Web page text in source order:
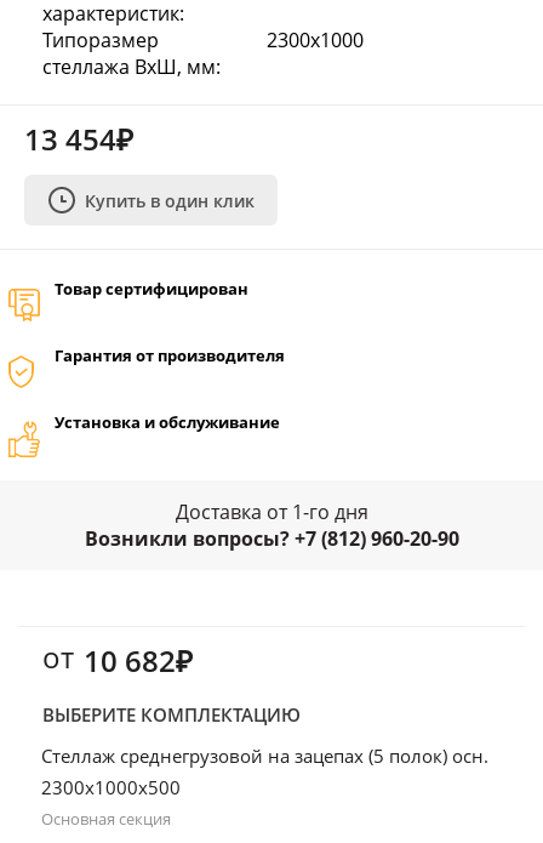
характеристик:
Типоразмер
стеллажа ВхШ, мм:
2300х1000
13 454₽
Купить в один клик
Товар сертифицирован
Гарантия от производителя
Установка и обслуживание
Доставка от 1-го дня
Возникли вопросы? +7 (812) 960-20-90
от 10 682₽
ВЫБЕРИТЕ КОМПЛЕКТАЦИЮ
Стеллаж среднегрузовой на зацепах (5 полок) осн.
2300х1000х500
Основная секция